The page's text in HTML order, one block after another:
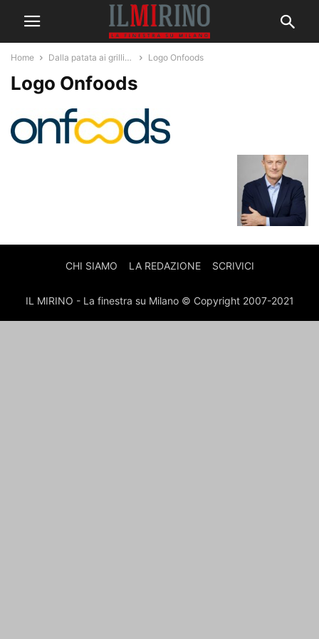
Home Dalla patata ai grilli… Logo Onfoods
Logo Onfoods
CHI SIAMO LA REDAZIONE SCRIVICI
IL MIRINO - La finestra su Milano © Copyright 2007-2021